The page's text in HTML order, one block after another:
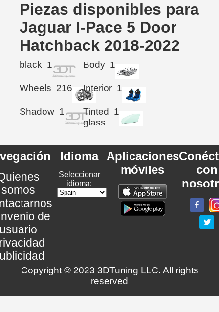
Piezas disponibles para
Jaguar I-Pace 5 Door
Hatchback 2018-2022
black 1 Body 1
Wheels 216 Interior 1
Shadow 1
Tinted
glass
1
somos
de
Idioma
Seleccionar
idioma:
Aplicaciones
móviles
con
Copyright © 2023 3DTuning LLC. All rights
reserved